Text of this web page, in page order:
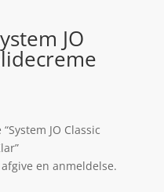
JO
JO Classic
en anmeldelse.